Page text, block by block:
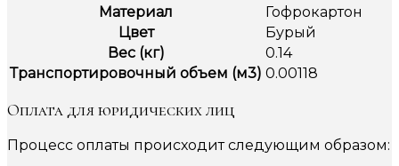
Материал
Гофрокартон
Цвет
Бурый
Вес (кг)
0.14
Транспортировочный объем (м3) 0.00118
Оплата для юридических лиц
Процесс оплаты происходит следующим образом: